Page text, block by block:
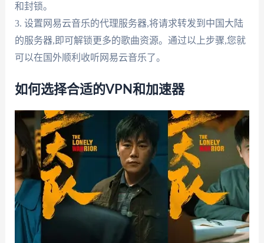
和封锁。
3. 设置网易云音乐的代理服务器,将请求转发到中国大陆
的服务器,即可解锁更多的歌曲资源。通过以上步骤,您就
可以在国外顺利收听网易云音乐了。
如何选择合适的VPN和加速器